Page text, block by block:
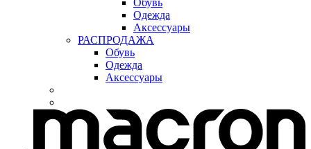
Обувь
Одежда
Аксессуары
РАСПРОДАЖА
Обувь
Одежда
Аксессуары